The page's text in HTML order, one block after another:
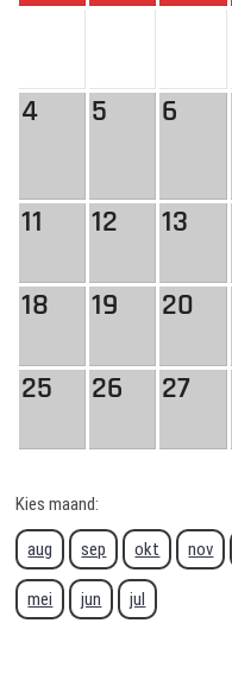
4 5 6
11 12 13
18 19 20
25 26 27
Kies maand:
aug sep okt nov
mei jun jul